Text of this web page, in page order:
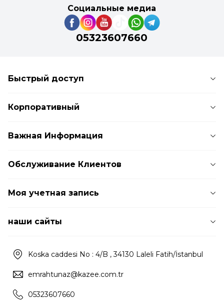
Социальные медиа
05323607660
Быстрый доступ
Корпоративный
Важная Информация
Обслуживание Клиентов
Моя учетная запись
наши сайты
Koska caddesi No : 4/B , 34130 Laleli Fatih/İstanbul
emrahtunaz@kazee.com.tr
05323607660